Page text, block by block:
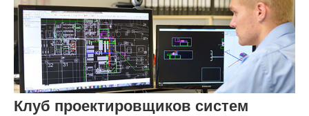
Клуб проектировщиков систем